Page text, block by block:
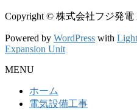
Copyright © 株式会社フジ発電
Powered by WordPress with
Expansion Unit
MENU
ホーム
電気設備工事